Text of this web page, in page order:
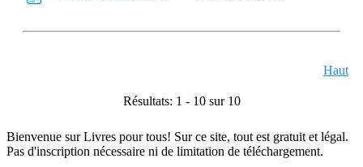
Haut
Résultats: 1 - 10 sur 10
Bienvenue sur Livres pour tous! Sur ce site, tout est gratuit et légal.
Pas d'inscription nécessaire ni de limitation de téléchargement.